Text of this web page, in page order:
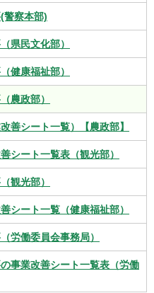
警察本部)
県民文化部）
健康福祉部）
農政部）
善シート一覧）【農政部】
シート一覧表（観光部）
観光部）
シート一覧（健康福祉部）
労働委員会事務局）
事業改善シート一覧表（労働